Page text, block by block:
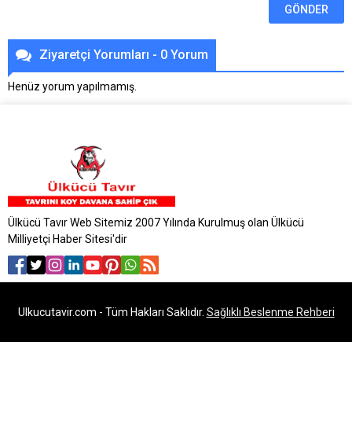
Ziyaretçi Yorumları - 0 Yorum
Henüz yorum yapılmamış.
Ülkücü Tavır Web Sitemiz 2007 Yılında Kurulmuş olan Ülkücü
Milliyetçi Haber Sitesi'dir
Ulkucutavir.com - Tüm Hakları Saklıdır. Sağlıklı Beslenme Rehberi